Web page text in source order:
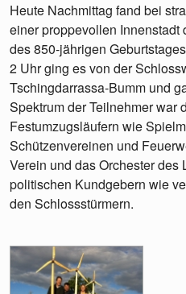
Heute Nachmittag fand bei
einer proppevollen Innenstadt
des 850-jährigen
2 Uhr ging es von der
Tschingdarrassa-Bumm und
Spektrum der Teilnehmer war
Festumzugsläufern wie
Schützenvereinen und
Verein und das Orchester
politischen Kundgebern wie
den Schlossstürmern.